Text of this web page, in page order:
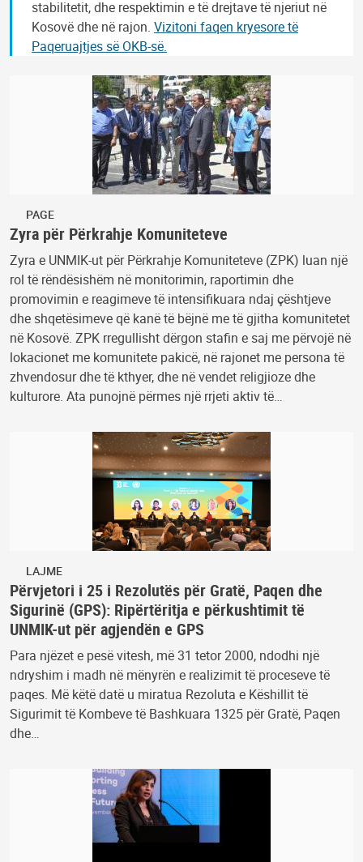
stabilitetit, dhe respektimin e të drejtave të njeriut në
Kosovë dhe në rajon. Vizitoni faqen kryesore të
Paqeruajtjes së OKB-së.
PAGE
Zyra për Përkrahje Komuniteteve
Zyra e UNMIK-ut për Përkrahje Komuniteteve (ZPK) luan një
rol të rëndësishëm në monitorimin, raportimin dhe
promovimin e reagimeve të intensifikuara ndaj çështjeve
dhe shqetësimeve që kanë të bëjnë me të gjitha komunitetet
në Kosovë. ZPK rregullisht dërgon stafin e saj me përvojë në
lokacionet me komunitete pakicë, në rajonet me persona të
zhvendosur dhe të kthyer, dhe në vendet religjioze dhe
kulturore. Ata punojnë përmes një rrjeti aktiv të…
LAJME
Përvjetori i 25 i Rezolutës për Gratë, Paqen dhe
Sigurinë (GPS): Ripërtëritja e përkushtimit të
UNMIK-ut për agjendën e GPS
Para njëzet e pesë vitesh, më 31 tetor 2000, ndodhi një
ndryshim i madh në mënyrën e realizimit të proceseve të
paqes. Më këtë datë u miratua Rezoluta e Këshillit të
Sigurimit të Kombeve të Bashkuara 1325 për Gratë, Paqen
dhe…